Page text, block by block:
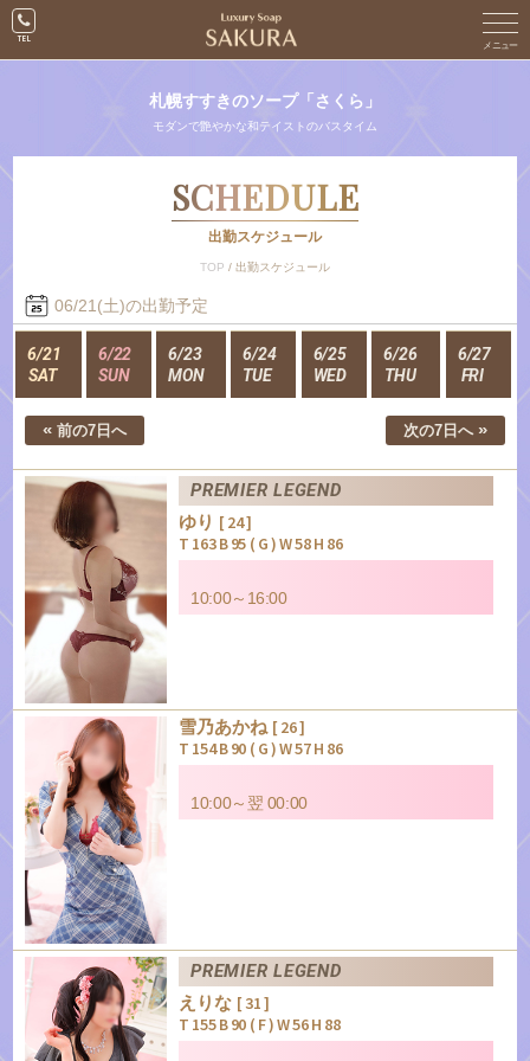
札幌すすきのソープ「さくら」
モダンで艶やかな和テイストのバスタイム
SCHEDULE
出勤スケジュール
TOP / 出勤スケジュール
06/21(土)の出勤予定
6/21
SAT
6/22
SUN
6/23
MON
6/24
TUE
6/25
WED
6/26
THU
6/27
FRI
« 前の7日へ 次の7日へ »
PREMIER LEGEND
ゆり [ 24 ]
T 163 B 95 ( G ) W 58 H 86
10:00～16:00
雪乃あかね [ 26 ]
T 154 B 90 ( G ) W 57 H 86
10:00～翌 00:00
PREMIER LEGEND
えりな [ 31 ]
T 155 B 90 ( F ) W 56 H 88